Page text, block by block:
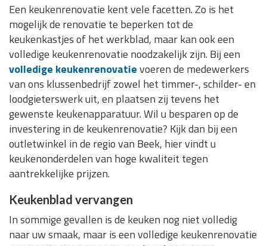
Een keukenrenovatie kent vele facetten. Zo is het
mogelijk de renovatie te beperken tot de
keukenkastjes of het werkblad, maar kan ook een
volledige keukenrenovatie noodzakelijk zijn. Bij een
volledige keukenrenovatievoeren de medewerkers
van ons klussenbedrijf zowel het timmer-, schilder- en
loodgieterswerk uit, en plaatsen zij tevens het
gewenste keukenapparatuur. Wil u besparen op de
investering in de keukenrenovatie? Kijk dan bij een
outletwinkel in de regio van Beek, hier vindt u
keukenonderdelen van hoge kwaliteit tegen
aantrekkelijke prijzen.
Keukenblad vervangen
In sommige gevallen is de keuken nog niet volledig
naar uw smaak, maar is een volledige keukenrenovatie